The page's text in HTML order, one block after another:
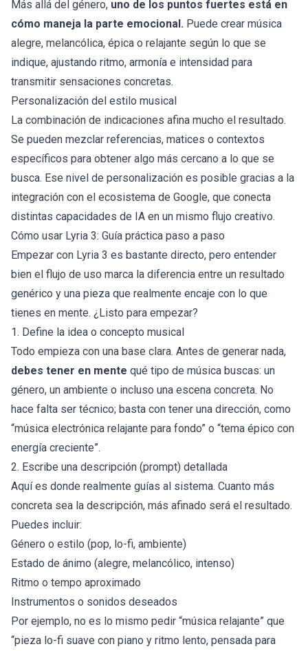
Más allá del género, uno de los puntos fuertes está en
cómo maneja la parte emocional. Puede crear música
alegre, melancólica, épica o relajante según lo que se
indique, ajustando ritmo, armonía e intensidad para
transmitir sensaciones concretas.
Personalización del estilo musical
La combinación de indicaciones afina mucho el resultado.
Se pueden mezclar referencias, matices o contextos
específicos para obtener algo más cercano a lo que se
busca. Ese nivel de personalización es posible gracias a la
integración con el ecosistema de Google, que conecta
distintas capacidades de IA en un mismo flujo creativo.
Cómo usar Lyria 3: Guía práctica paso a paso
Empezar con Lyria 3 es bastante directo, pero entender
bien el flujo de uso marca la diferencia entre un resultado
genérico y una pieza que realmente encaje con lo que
tienes en mente. ¿Listo para empezar?
1. Define la idea o concepto musical
Todo empieza con una base clara. Antes de generar nada,
debes tener en mente qué tipo de música buscas: un
género, un ambiente o incluso una escena concreta. No
hace falta ser técnico; basta con tener una dirección, como
“música electrónica relajante para fondo” o “tema épico con
energía creciente”.
2. Escribe una descripción (prompt) detallada
Aquí es donde realmente guías al sistema. Cuanto más
concreta sea la descripción, más afinado será el resultado.
Puedes incluir:
Género o estilo (pop, lo-fi, ambiente)
Estado de ánimo (alegre, melancólico, intenso)
Ritmo o tempo aproximado
Instrumentos o sonidos deseados
Por ejemplo, no es lo mismo pedir “música relajante” que
“pieza lo-fi suave con piano y ritmo lento, pensada para